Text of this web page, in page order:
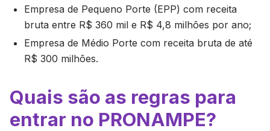
Empresa de Pequeno Porte (EPP) com receita
bruta entre R$ 360 mil e R$ 4,8 milhões por ano;
Empresa de Médio Porte com receita bruta de até
R$ 300 milhões.
Quais são as regras para
entrar no PRONAMPE?